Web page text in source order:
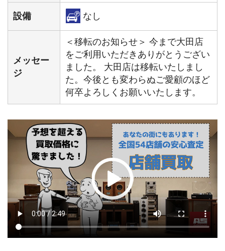
設備 なし
メッセー
ジ
＜移転のお知らせ＞ 今まで大田店
をご利用いただきありがとうござい
ました。 大田店は移転いたしまし
た。今後とも変わらぬご愛顧のほど
何卒よろしくお願いいたします。